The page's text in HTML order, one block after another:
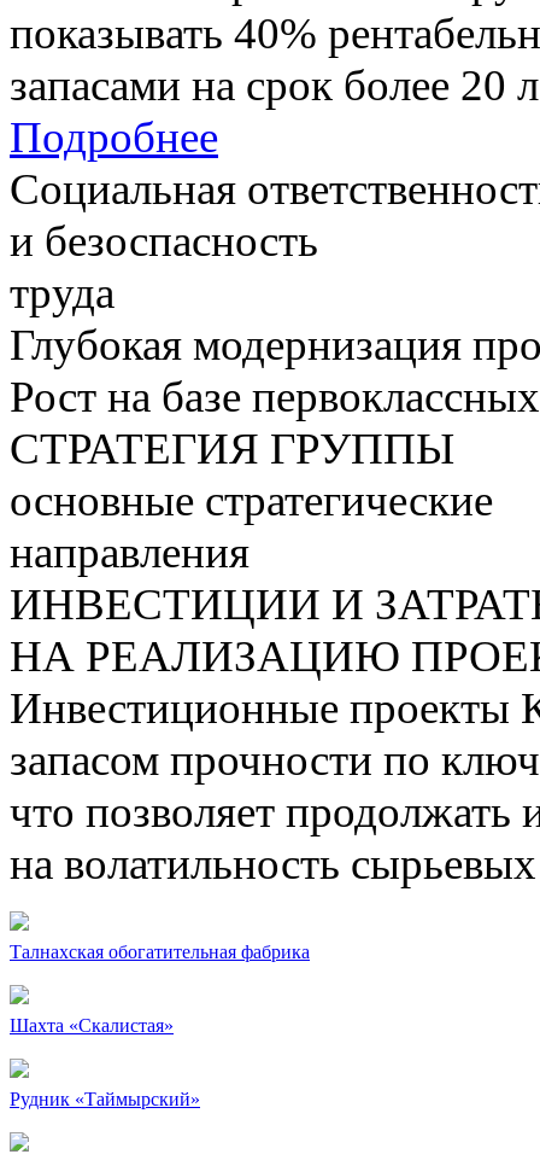
показывать 40%
запасами на срок более 20
Подробнее
Социальная
и безоспасность
труда
Глубокая модернизация
Рост на базе
СТРАТЕГИЯ ГРУППЫ
основные стратегические
направления
ИНВЕСТИЦИИ И
НА РЕАЛИЗАЦИЮ
Инвестиционные проекты
запасом прочности по
что позволяет продолжать
на волатильность
Талнахская обогатительная фабрика
Шахта «Скалистая»
Рудник «Таймырский»